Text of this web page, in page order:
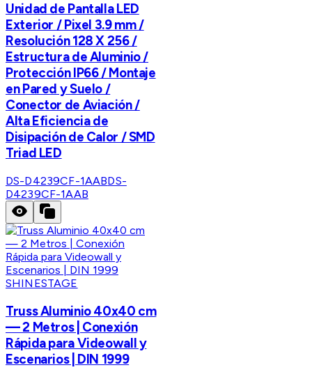
Unidad de Pantalla LED
Exterior / Pixel 3.9 mm /
Resolución 128 X 256 /
Estructura de Aluminio /
Protección IP66 / Montaje
en Pared y Suelo /
Conector de Aviación /
Alta Eficiencia de
Disipación de Calor / SMD
Triad LED
DS-D4239CF-1AABDS-
D4239CF-1AAB
SHINESTAGE
Truss Aluminio 40x40 cm
— 2 Metros | Conexión
Rápida para Videowall y
Escenarios | DIN 1999